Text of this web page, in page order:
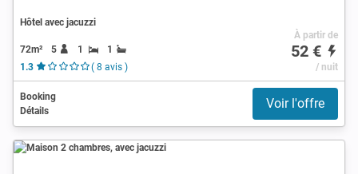
Hôtel avec jacuzzi
72m² 5 1
1
1.3
( 8 avis )
À partir de
52 €
/ nuit
Booking
Détails
Voir l'offre